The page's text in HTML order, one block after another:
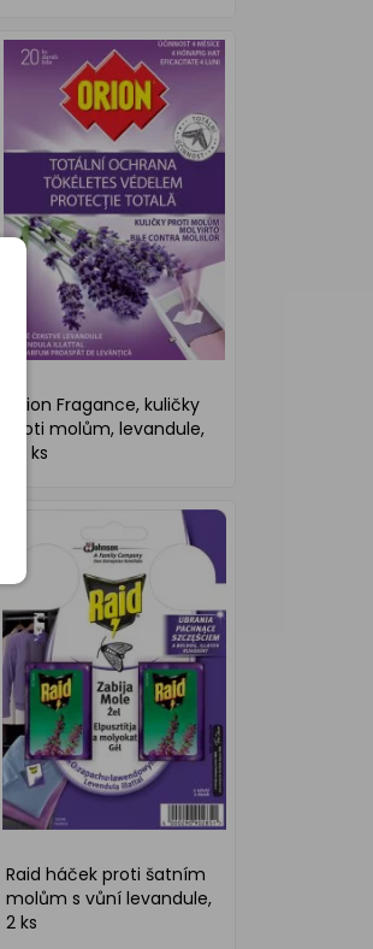
Orion Fragance, kuličky
proti molům, levandule,
20 ks
Raid háček proti šatním
molům s vůní levandule,
2 ks